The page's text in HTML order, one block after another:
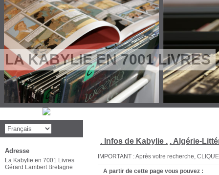
LA KABYLIE EN 7001 LIVRES
. Infos de Kabylie . . Algérie-
IMPORTANT : Après votre recherche,
A partir de cette page vous pouvez :
Adresse
La Kabylie en 7001 Livres
Gérard Lambert Bretagne